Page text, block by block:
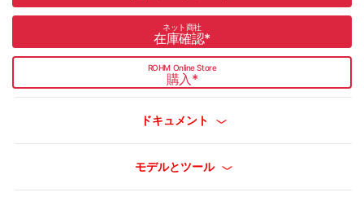
ネット商社
在庫確認*
ROHM Online Store
購入*
ドキュメント
モデルとツール